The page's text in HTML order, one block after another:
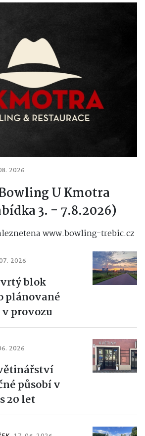
2026
U Kmotra
3. - 7.8.2026)
www.bowling-trebic.cz
2026
blok
plánované
provozu
2026
působí v
20 let